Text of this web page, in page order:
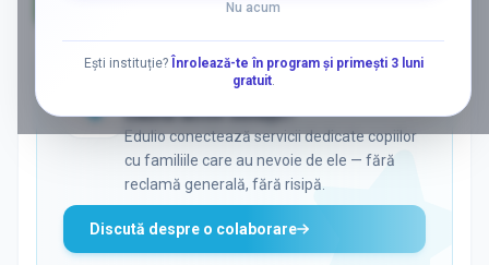
Nu acum
Ești instituție?
Înrolează-te în program și primești 3 luni
gratuit.
Vrei să ajungi la părinții care
caută activ soluții?
Edulio conectează servicii dedicate copiilor
cu familiile care au nevoie de ele — fără
reclamă generală, fără risipă.
Discută despre o colaborare